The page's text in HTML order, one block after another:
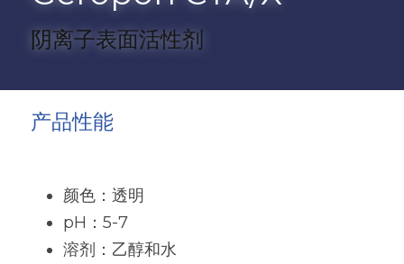
离型与底涂
压敏胶
硅橡胶
食品/纺织/工业/医疗用助剂
杀菌防腐和罐内保护剂
白炭黑
招贤纳士
简体中文
English
阴离子表面活性剂
产品性能
颜色：透明
pH：5-7
溶剂：乙醇和水